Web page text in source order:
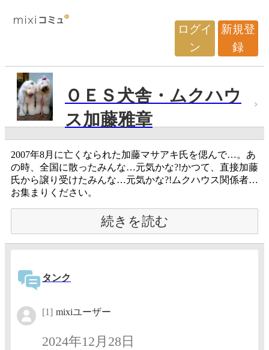
ログイ
ン
新規登
録
ＯＥＳ犬舎・ムクハウ
ス加藤雅章
2007年8月に亡くなられた加藤マサアキ氏を偲んで…。あ
の時、全国に散ったみんな…元気かな?!かつて、直接加藤
氏から譲り受けたみんな…元気かな?!ムクハウス関係者…
お集まりください。
続きを読む
タンク
[1] mixiユーザー
2024年12月28日